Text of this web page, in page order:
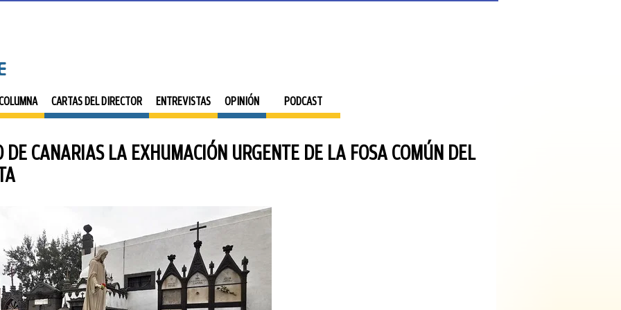
CARTAS DEL DIRECTOR ENTREVISTAS OPINIÓN PODCAST
CANARIAS LA EXHUMACIÓN URGENTE DE LA FOSA COMÚN DEL